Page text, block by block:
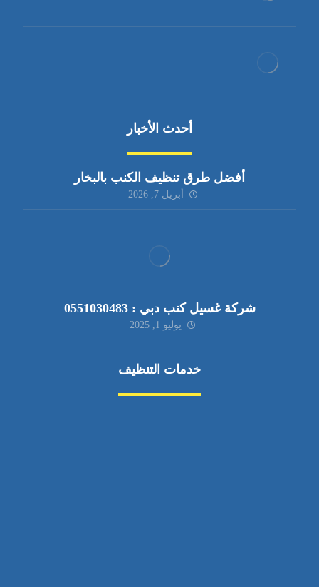
أحدث الأخبار
أفضل طرق تنظيف الكنب بالبخار
أبريل 7, 2026
شركة غسيل كنب دبي : 0551030483
يوليو 1, 2025
خدمات التنظيف